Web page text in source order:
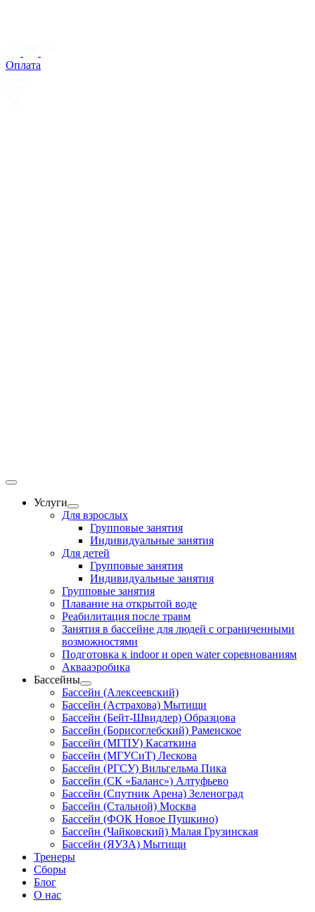
Оплата
Услуги
Для взрослых
Групповые занятия
Индивидуальные занятия
Для детей
Групповые занятия
Индивидуальные занятия
Групповые занятия
Плавание на открытой воде
Реабилитация после травм
Занятия в бассейне для людей с ограниченными
возможностями
Подготовка к indoor и open water соревнованиям
Аквааэробика
Бассейны
Бассейн (Алексеевский)
Бассейн (Астрахова) Мытищи
Бассейн (Бейт-Швидлер) Образцова
Бассейн (Борисоглебский) Раменское
Бассейн (МГПУ) Касаткина
Бассейн (МГУСиТ) Лескова
Бассейн (РГСУ) Вильгельма Пика
Бассейн (СК «Баланс») Алтуфьево
Бассейн (Спутник Арена) Зеленоград
Бассейн (Стальной) Москва
Бассейн (ФОК Новое Пушкино)
Бассейн (Чайковский) Малая Грузинская
Бассейн (ЯУЗА) Мытищи
Тренеры
Сборы
Блог
О нас